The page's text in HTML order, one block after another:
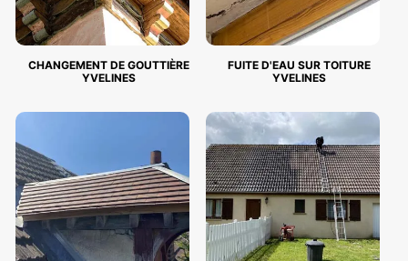
CHANGEMENT DE GOUTTIÈRE
YVELINES
FUITE D'EAU SUR TOITURE
YVELINES